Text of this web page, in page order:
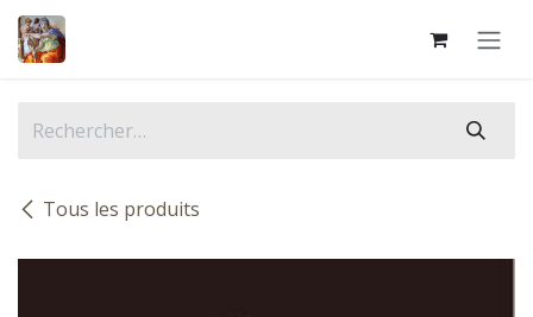
Se rendre au contenu
Tous les produits